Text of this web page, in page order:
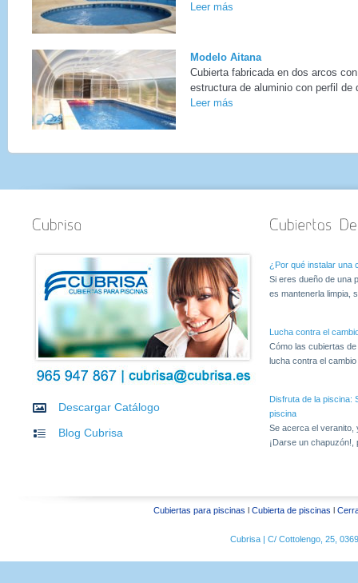
Leer más
Modelo Aitana
Cubierta fabricada en dos arcos
estructura de aluminio con perfil de
Leer más
Descargar Catálogo
Blog Cubrisa
¿Por qué instalar una
Si eres dueño de una
es mantenerla limpia,
Lucha contra el
Cómo las cubiertas
lucha contra el
Disfruta de la piscina:
piscina
Se acerca el veranito,
¡Darse un chapuzón!,
Cubiertas para piscinas l Cubierta de piscinas l
Cubrisa | C/ Cottolengo, 25,